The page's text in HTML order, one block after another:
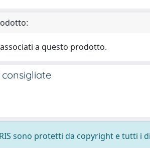
a questo prodotto.
sono protetti da copyright e tutti i